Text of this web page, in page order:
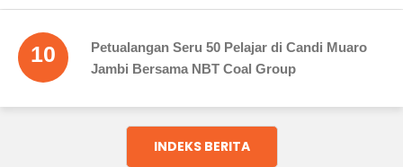
10
Petualangan Seru 50 Pelajar di Candi Muaro
Jambi Bersama NBT Coal Group
INDEKS BERITA